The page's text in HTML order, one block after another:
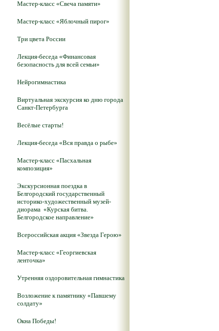
Мастер-класс «Свеча памяти»
Мастер-класс «Яблочный пирог»
Три цвета России
Лекция-беседа «Финансовая
безопасность для всей семьи»
Нейрогимнастика
Виртуальная экскурсия ко дню города
Санкт-Петербурга
Весёлые старты!
Лекция-беседа «Вся правда о рыбе»
Мастер-класс «Пасхальная
композиция»
Экскурсионная поездка в
Белгородский государственный
историко-художественный музей-
диорама «Курская битва.
Белгородское направление»
Всероссийская акция «Звезда Герою»
Мастер-класс «Георгиевская
ленточка»
Утренняя оздоровительная гимнастика
Возложение к памятнику «Павшему
солдату»
Окна Победы!